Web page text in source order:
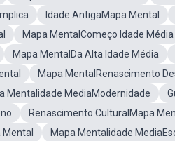
Idade AntigaMapa Mental
Mapa MentalComeço Idade Média
Mapa MentalDa Alta Idade Média
Mapa MentalRenascimento
Mentalidade MediaModernidade
Renascimento CulturalMapa
Mapa Mentalidade